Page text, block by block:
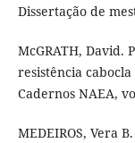
Dissertação de
McGRATH, David.
resistência
Cadernos NAEA,
MEDEIROS, Vera